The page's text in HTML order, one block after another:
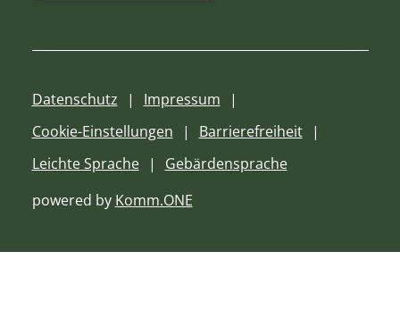
Datenschutz
Impressum
Cookie-Einstellungen
Barrierefreiheit
Leichte Sprache
Gebärdensprache
powered by Komm.ONE